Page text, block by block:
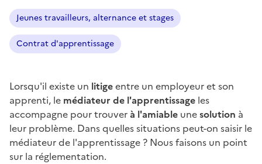
Jeunes travailleurs, alternance et stages
Contrat d'apprentissage
Lorsqu'il existe un litigeentre un employeur et son
apprenti, le médiateur de l'apprentissage les
accompagne pour trouverà l'amiable unesolution à
leur problème. Dans quelles situations peut-on saisir le
médiateur de l'apprentissage ? Nous faisons un point
sur la réglementation.